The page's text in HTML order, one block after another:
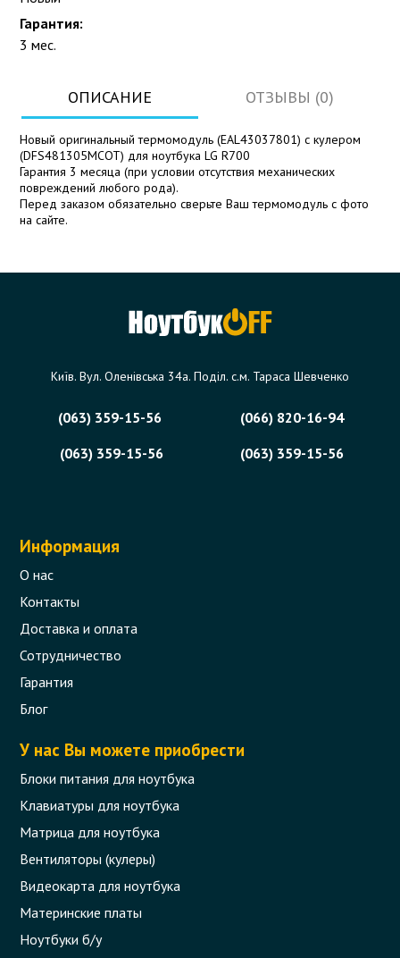
Гарантия:
3 мес.
ОПИСАНИЕ ОТЗЫВЫ (0)
Новый оригинальный термомодуль (EAL43037801) с кулером
(DFS481305MCOT) для ноутбука LG R700
Гарантия 3 месяца (при условии отсутствия механических
повреждений любого рода).
Перед заказом обязательно сверьте Ваш термомодуль с фото
на сайте.
Київ. Вул. Оленівська 34а. Поділ. с.м. Тараса Шевченко
(063) 359-15-56
(066) 820-16-94
(063) 359-15-56
(063) 359-15-56
Информация
О нас
Контакты
Доставка и оплата
Сотрудничество
Гарантия
Блог
У нас Вы можете приобрести
Блоки питания для ноутбука
Клавиатуры для ноутбука
Матрица для ноутбука
Вентиляторы (кулеры)
Видеокарта для ноутбука
Материнские платы
Ноутбуки б/у